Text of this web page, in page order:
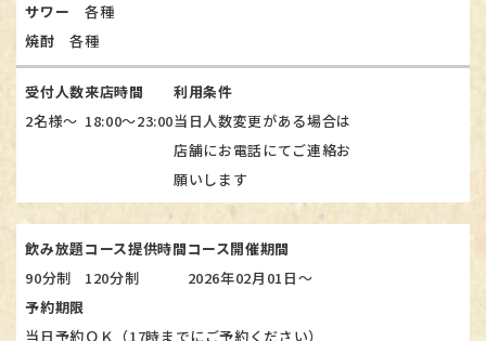
サワー 各種
焼酎各種
受付人数
2名様～
来店時間
18:00～23:00
利用条件
当日人数変更がある場合は
店舗にお電話にてご連絡お
願いします
飲み放題
90分制
コース提供時間
120分制
コース開催期間
2026年02月01日～
予約期限
当日予約ＯＫ（17時までにご予約ください）